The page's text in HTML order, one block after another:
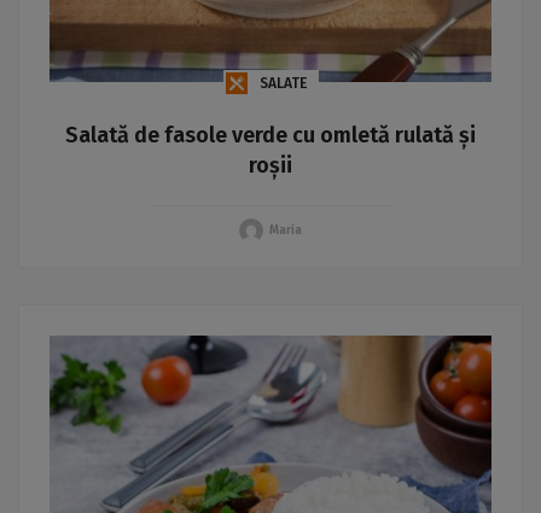
SALATE
Salată de fasole verde cu omletă rulată și
roșii
Maria